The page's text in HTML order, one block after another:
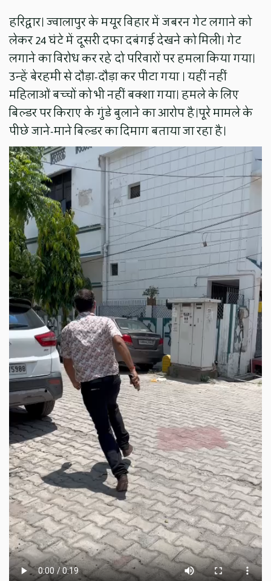
हरिद्वार। ज्वालापुर के मयूर विहार में जबरन गेट लगाने को
लेकर 24 घंटे में दूसरी दफा दबंगई देखने को मिली। गेट
लगाने का विरोध कर रहे दो परिवारों पर हमला किया गया।
उन्हें बेरहमी से दौड़ा-दौड़ा कर पीटा गया । यहीं नहीं
महिलाओं बच्चों को भी नहीं बक्शा गया। हमले के लिए
बिल्डर पर किराए के गुंडे बुलाने का आरोप है।पूरे मामले के
पीछे जाने-माने बिल्डर का दिमाग बताया जा रहा है।